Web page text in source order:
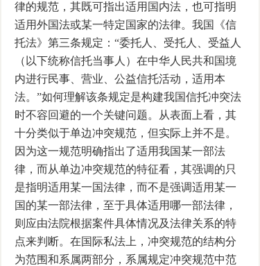
律的规范，其既可指出适用国内法，也可指明
适用外国法或某一特定国家的法律。我国《信
托法》第三条规定：“委托人、受托人、受益人
（以下统称信托当事人）在中华人民共和国境
内进行民事、营业、公益信托活动，适用本
法。”如何理解该条规定是构建我国信托冲突法
时不容回避的一个关键问题。从表面上看，其
十分类似于单边冲突规范，但实际上并不是。
因为这一规范明确指出了适用我国某一部法
律，而从单边冲突规范的特征看，其强调的只
是指明适用某一国法律，而不是强调适用某一
国的某一部法律，至于具体适用哪一部法律，
则应由法院根据案件具体情况及法律关系的特
点来判断。在国际私法上，冲突规范的结构分
为范围和系属两部分，系属规定冲突规范中范